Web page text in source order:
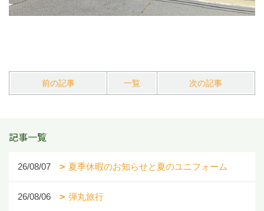
前の記事 一覧 次の記事
記事一覧
26/08/07 夏季休暇のお知らせと夏のユニフォーム
26/08/06 弾丸旅行